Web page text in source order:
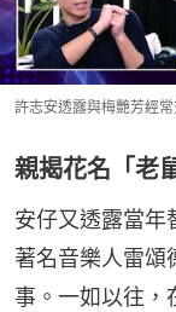
許志安透露與梅艷芳經
親揭花名「老
安仔又透露當年
著名音樂人雷頌
事。一如以往，